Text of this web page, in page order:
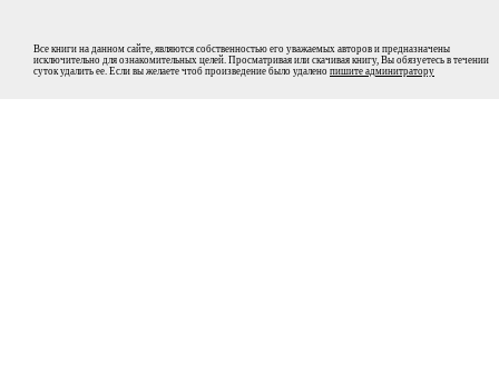
Все книги на данном сайте, являются собственностью его уважаемых авторов и предназначены
исключительно для ознакомительных целей. Просматривая или скачивая книгу, Вы обязуетесь в течении
суток удалить ее. Если вы желаете чтоб произведение было удалено пишите админитратору